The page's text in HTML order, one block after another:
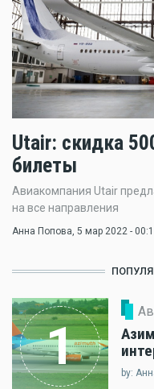
Utair: скидка
билеты
Авиакомпания Utair
на все направления
Анна Попова, 5 мар 2022 -
1 by: